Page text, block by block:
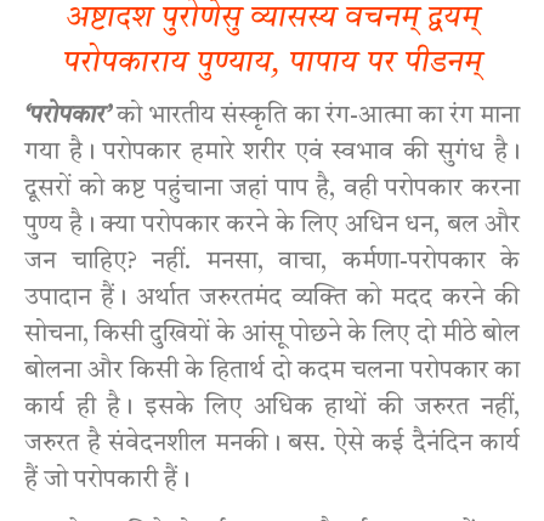
अष्टादश पुरोणेसु व्यासस्य वचनम्‌ द्वयम्‌
परोपकाराय पुण्याय, पापाय पर पीडनम्‌
‘परोपकार’को भारतीय संस्कृति का रंग-आत्मा का रंग माना
गया है। परोपकार हमारे शरीर एवं स्वभाव की सुगंध है।
दूसरों को कष्ट पहुंचाना जहां पाप है, वही परोपकार करना
पुण्य है। क्या परोपकार करने के लिए अधिन धन, बल और
जन चाहिए? नहीं. मनसा, वाचा, कर्मणा-परोपकार के
उपादान हैं। अर्थात जरुरतमंद व्यक्ति को मदद करने की
सोचना, किसी दुखियों के आंसू पोछने के लिए दो मीठे बोल
बोलना और किसी के हितार्थ दो कदम चलना परोपकार का
कार्य ही है। इसके लिए अधिक हाथों की जरुरत नहीं,
जरुरत है संवेदनशील मनकी। बस. ऐसे कई दैनंदिन कार्य
हैं जो परोपकारी हैं।